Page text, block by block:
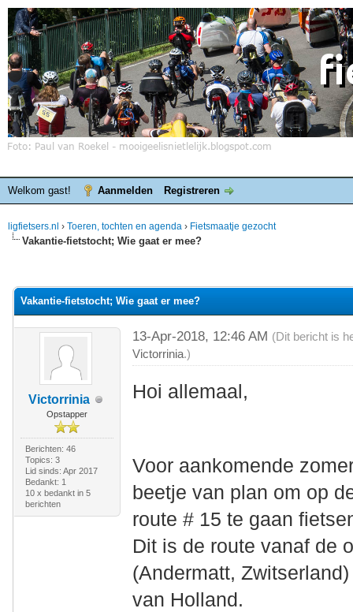
Welkom gast! Aanmelden Registreren
ligfietsers.nl › Toeren, tochten en agenda › Fietsmaatje gezocht
Vakantie-fietstocht; Wie gaat er mee?
Vakantie-fietstocht; Wie gaat er mee?
Victorrinia
Opstapper
Berichten: 46
Topics: 3
Lid sinds: Apr 2017
Bedankt: 1
10 x bedankt in 5
berichten
13-Apr-2018, 12:46 AM (Dit bericht is
Victorrinia.)
Hoi allemaal,
Voor aankomende
beetje van plan om op
route # 15 te gaan
Dit is de route vanaf de
(Andermatt,
van Holland.